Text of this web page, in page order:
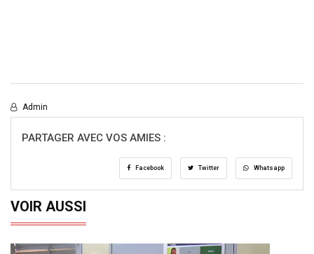
Admin
PARTAGER AVEC VOS AMIES :
Facebook Twitter Whatsapp
VOIR AUSSI